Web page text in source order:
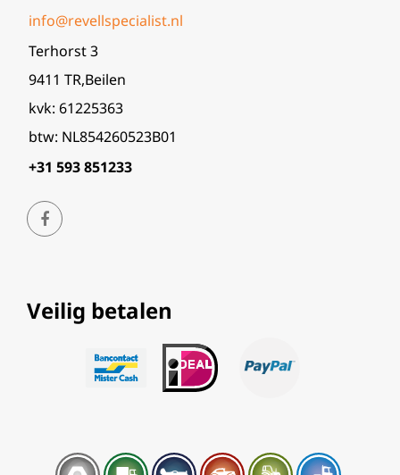
info@revellspecialist.nl
Terhorst 3
9411 TR,Beilen
kvk: 61225363
btw: NL854260523B01
+31 593 851233
Veilig betalen